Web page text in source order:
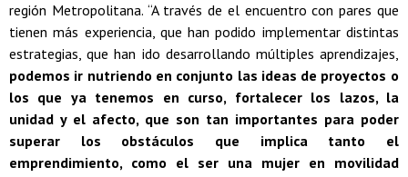
región Metropolitana. “A través de el encuentro con pares que
tienen más experiencia, que han podido implementar distintas
estrategias, que han ido desarrollando múltiples aprendizajes,
podemos ir nutriendo en conjunto las ideas de proyectos o
los que ya tenemos en curso, fortalecer los lazos, la
unidad y el afecto, que son tan importantes para poder
superar los obstáculos que implica tanto el
emprendimiento, como el ser una mujer en movilidad